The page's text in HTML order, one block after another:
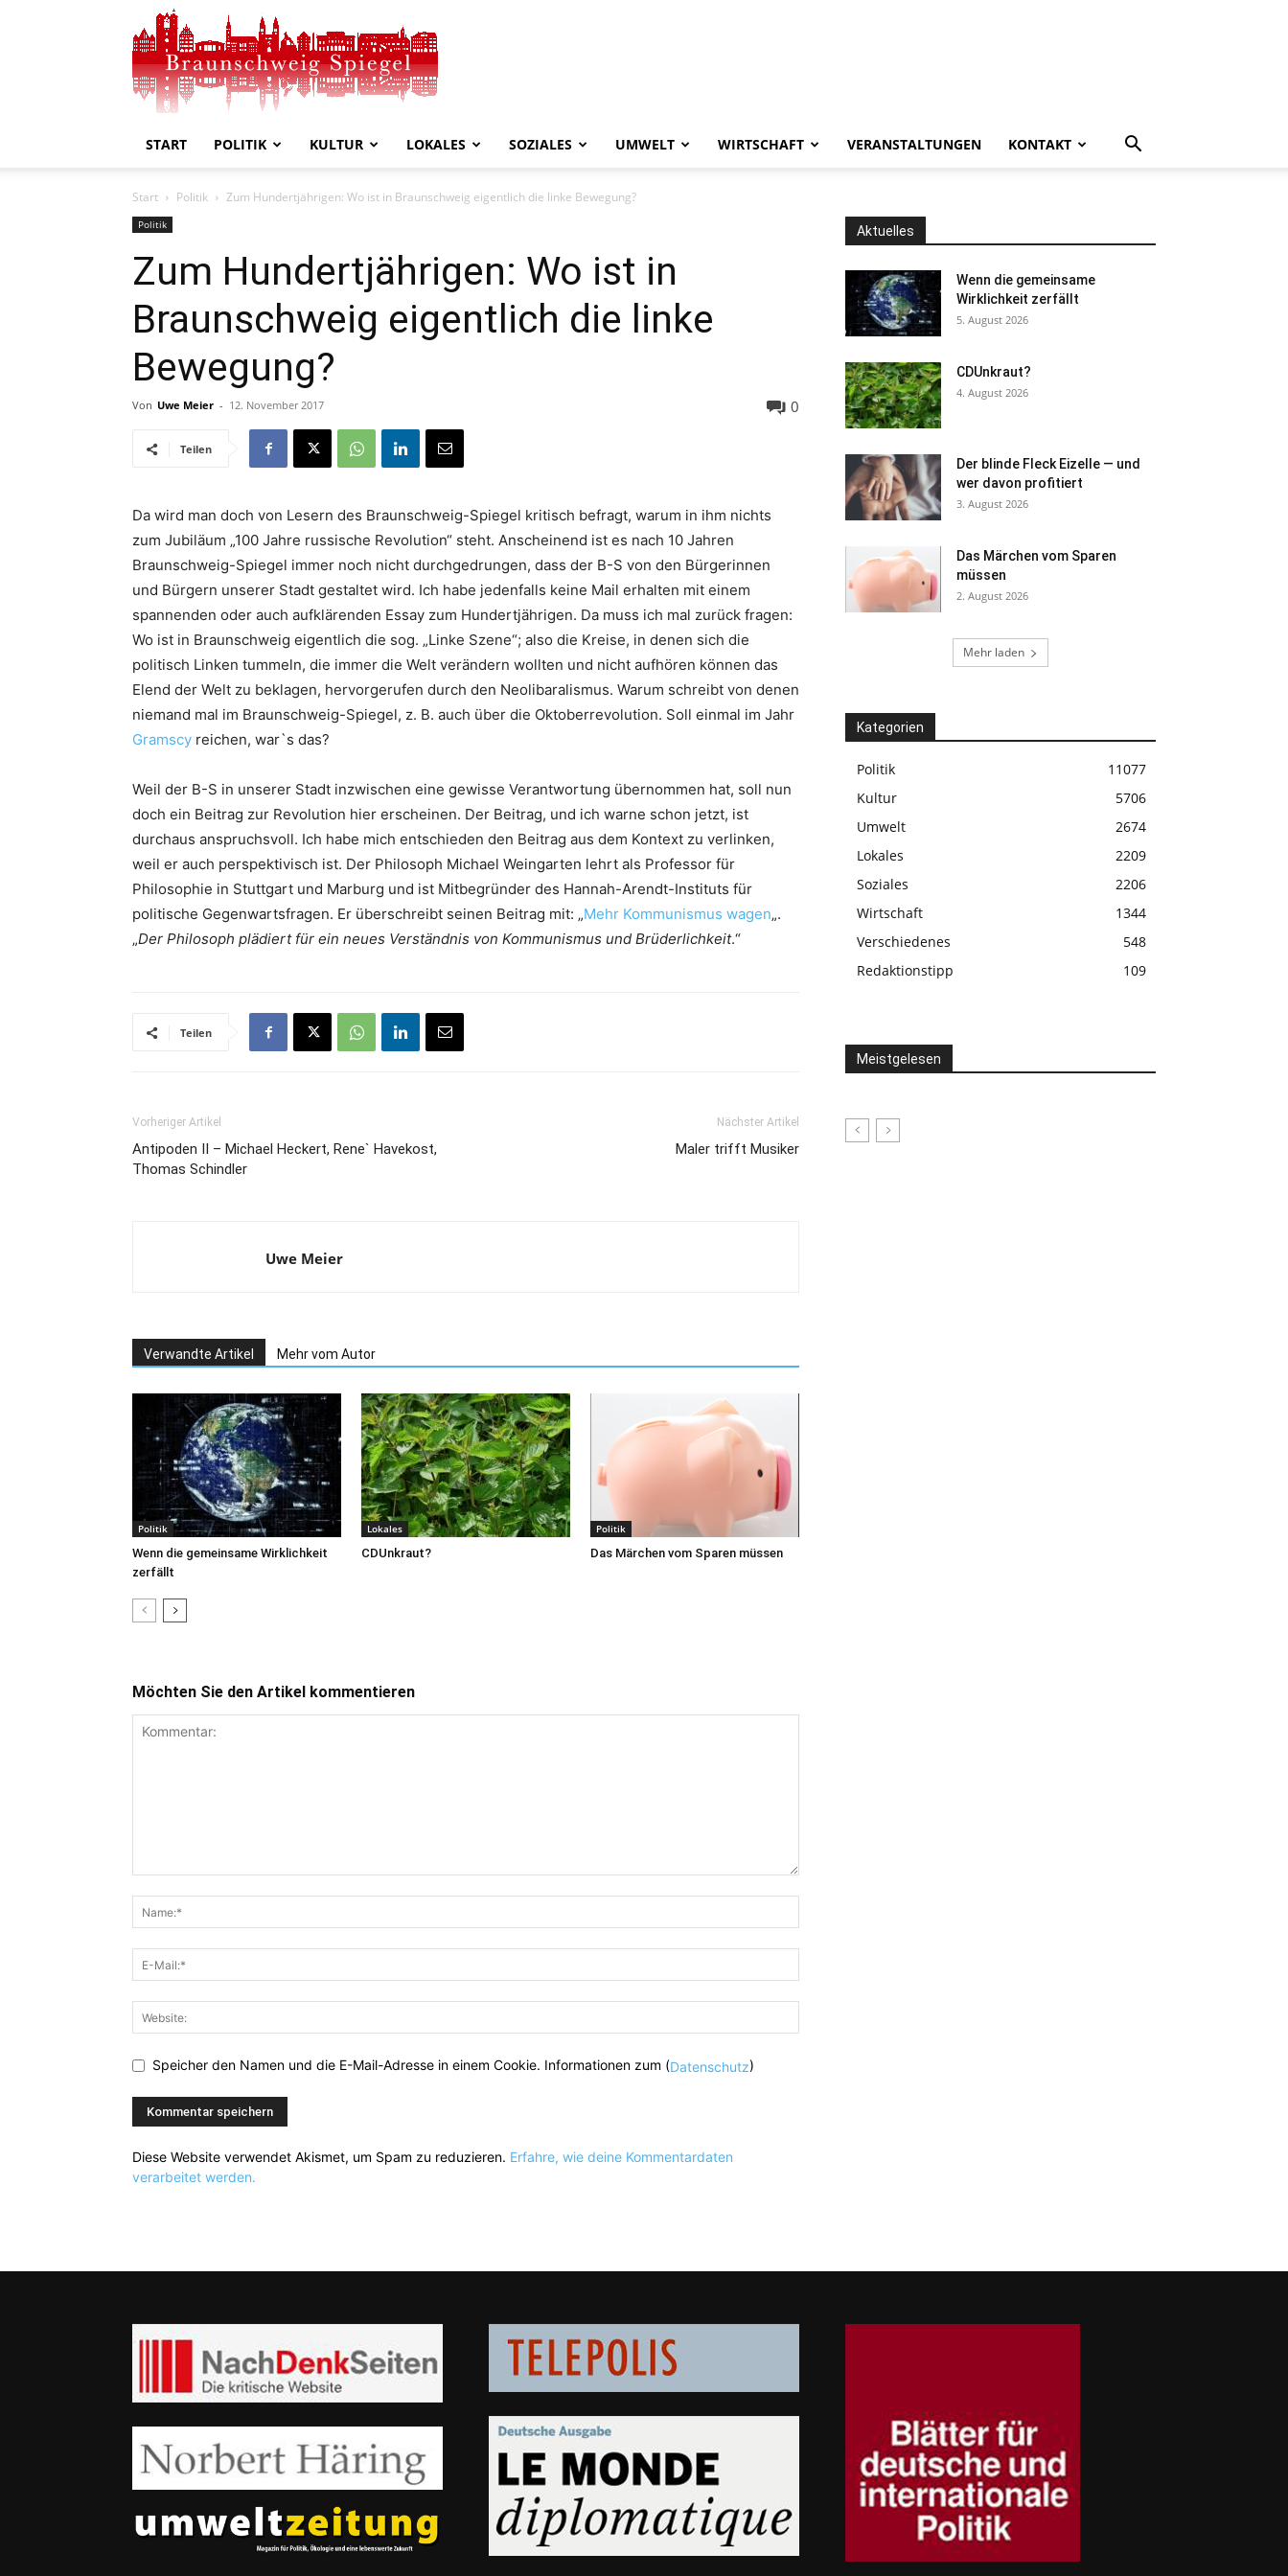
Spiegel
START POLITIK KULTUR LOKALES SOZIALES UMWELT WIRTSCHAFT VERANSTALTUNGEN KONTAKT
Start Politik Zum Hundertjährigen: Wo ist in Braunschweig eigentlich die linke Bewegung?
Politik
Zum Hundertjährigen: Wo ist in
Braunschweig eigentlich die linke
Bewegung?
Von Uwe Meier - 12. November 2017 0
Teilen
Da wird man doch von Lesern des Braunschweig-Spiegel kritisch befragt, warum in ihm nichts
zum Jubiläum „100 Jahre russische Revolution“ steht. Anscheinend ist es nach 10 Jahren
Braunschweig-Spiegel immer noch nicht durchgedrungen, dass der B-S von den Bürgerinnen
und Bürgern unserer Stadt gestaltet wird. Ich habe jedenfalls keine Mail erhalten mit einem
spannenden oder auch aufklärenden Essay zum Hundertjährigen. Da muss ich mal zurück fragen:
Wo ist in Braunschweig eigentlich die sog. „Linke Szene“; also die Kreise, in denen sich die
politisch Linken tummeln, die immer die Welt verändern wollten und nicht aufhören können das
Elend der Welt zu beklagen, hervorgerufen durch den Neolibaralismus. Warum schreibt von denen
niemand mal im Braunschweig-Spiegel, z. B. auch über die Oktoberrevolution. Soll einmal im Jahr
Gramscy reichen, war`s das?
Weil der B-S in unserer Stadt inzwischen eine gewisse Verantwortung übernommen hat, soll nun
doch ein Beitrag zur Revolution hier erscheinen. Der Beitrag, und ich warne schon jetzt, ist
durchaus anspruchsvoll. Ich habe mich entschieden den Beitrag aus dem Kontext zu verlinken,
weil er auch perspektivisch ist. Der Philosoph Michael Weingarten lehrt als Professor für
Philosophie in Stuttgart und Marburg und ist Mitbegründer des Hannah-Arendt-Instituts für
politische Gegenwartsfragen. Er überschreibt seinen Beitrag mit: „Mehr Kommunismus wagen„.
„Der Philosoph plädiert für ein neues Verständnis von Kommunismus und Brüderlichkeit.“
Teilen
Vorheriger Artikel
Antipoden II – Michael Heckert, Rene` Havekost,
Thomas Schindler
Nächster Artikel
Maler trifft Musiker
Uwe Meier
Verwandte Artikel Mehr vom Autor
Politik
Wenn die gemeinsame Wirklichkeit
zerfällt
Lokales
CDUnkraut?
Politik
Das Märchen vom Sparen müssen
Möchten Sie den Artikel kommentieren
Speicher den Namen und die E-Mail-Adresse in einem Cookie. Informationen zum (Datenschutz)
Diese Website verwendet Akismet, um Spam zu reduzieren. Erfahre, wie deine Kommentardaten
verarbeitet werden.
Aktuelles
Wenn die gemeinsame
Wirklichkeit zerfällt
5. August 2026
CDUnkraut?
4. August 2026
Der blinde Fleck Eizelle — und
wer davon profitiert
3. August 2026
Das Märchen vom Sparen
müssen
2. August 2026
Mehr laden
Kategorien
Politik
11077
Kultur
5706
Umwelt
2674
Lokales
2209
Soziales
2206
Wirtschaft
1344
Verschiedenes
548
Redaktionstipp
109
Meistgelesen